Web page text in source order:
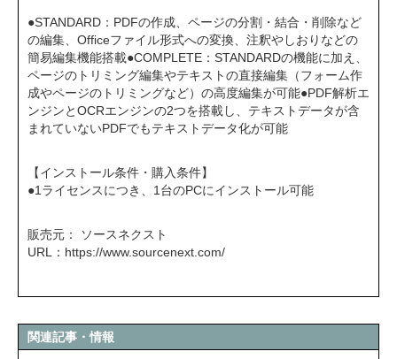
●STANDARD：PDFの作成、ページの分割・結合・削除など
の編集、Officeファイル形式への変換、注釈やしおりなどの
簡易編集機能搭載●COMPLETE：STANDARDの機能に加え、
ページのトリミング編集やテキストの直接編集（フォーム作
成やページのトリミングなど）の高度編集が可能●PDF解析エ
ンジンとOCRエンジンの2つを搭載し、テキストデータが含
まれていないPDFでもテキストデータ化が可能
【インストール条件・購入条件】
●1ライセンスにつき、1台のPCにインストール可能
販売元： ソースネクスト
URL： https://www.sourcenext.com/
関連記事・情報